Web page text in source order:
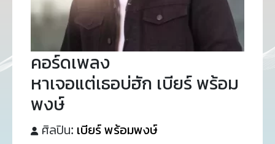
คอร์ดเพลง
หาเจอแต่เธอบ่ฮัก เบียร์ พร้อม
พงษ์
ศิลปิน: เบียร์ พร้อมพงษ์